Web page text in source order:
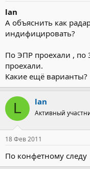
lan
А объяснить как
индифицировать?
По ЭПР проехали , по
проехали.
Какие ещё варианты?
L lan
Активный
18 Фев 2011
По конфетному следу